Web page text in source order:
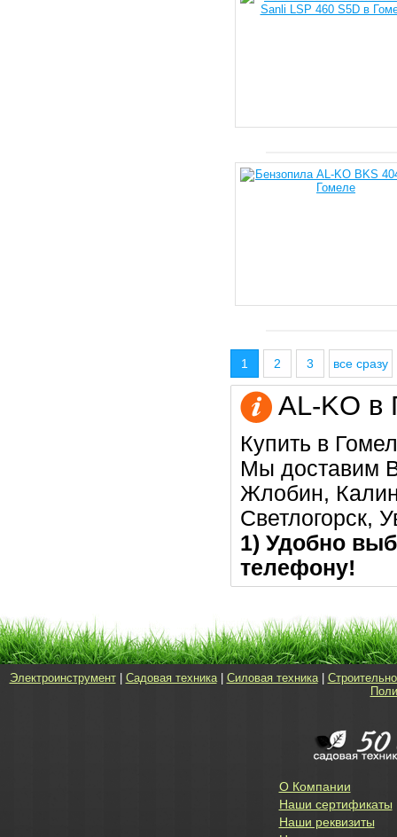
1 2 3 все сразу
AL-KO в
Купить в
Мы доставим
Жлобин,
Светлогорск,
1) Удобно
телефону!
Электроинструмент| Садовая техника| Силовая техника|
О Компании
Наши сертификаты
Наши реквизиты